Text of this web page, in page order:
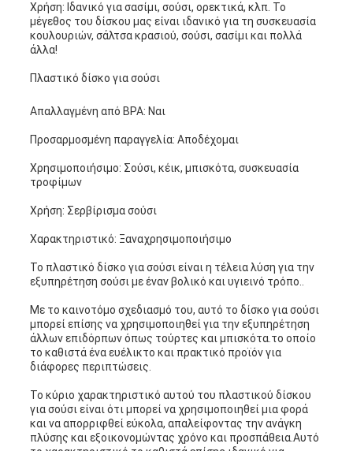
Χρήση: Ιδανικό για σασίμι, σούσι, ορεκτικά, κλπ. Το
μέγεθος του δίσκου μας είναι ιδανικό για τη συσκευασία
κουλουριών, σάλτσα κρασιού, σούσι, σασίμι και πολλά
άλλα!
Πλαστικό δίσκο για σούσι
Απαλλαγμένη από BPA: Ναι
Προσαρμοσμένη παραγγελία: Αποδέχομαι
Χρησιμοποιήσιμο: Σούσι, κέικ, μπισκότα, συσκευασία
τροφίμων
Χρήση: Σερβίρισμα σούσι
Χαρακτηριστικό: Ξαναχρησιμοποιήσιμο
Το πλαστικό δίσκο για σούσι είναι η τέλεια λύση για την
εξυπηρέτηση σούσι με έναν βολικό και υγιεινό τρόπο..
Με το καινοτόμο σχεδιασμό του, αυτό το δίσκο για σούσι
μπορεί επίσης να χρησιμοποιηθεί για την εξυπηρέτηση
άλλων επιδόρπων όπως τούρτες και μπισκότα.το οποίο
το καθιστά ένα ευέλικτο και πρακτικό προϊόν για
διάφορες περιπτώσεις.
Το κύριο χαρακτηριστικό αυτού του πλαστικού δίσκου
για σούσι είναι ότι μπορεί να χρησιμοποιηθεί μια φορά
και να απορριφθεί εύκολα, απαλείφοντας την ανάγκη
πλύσης και εξοικονομώντας χρόνο και προσπάθεια.Αυτό